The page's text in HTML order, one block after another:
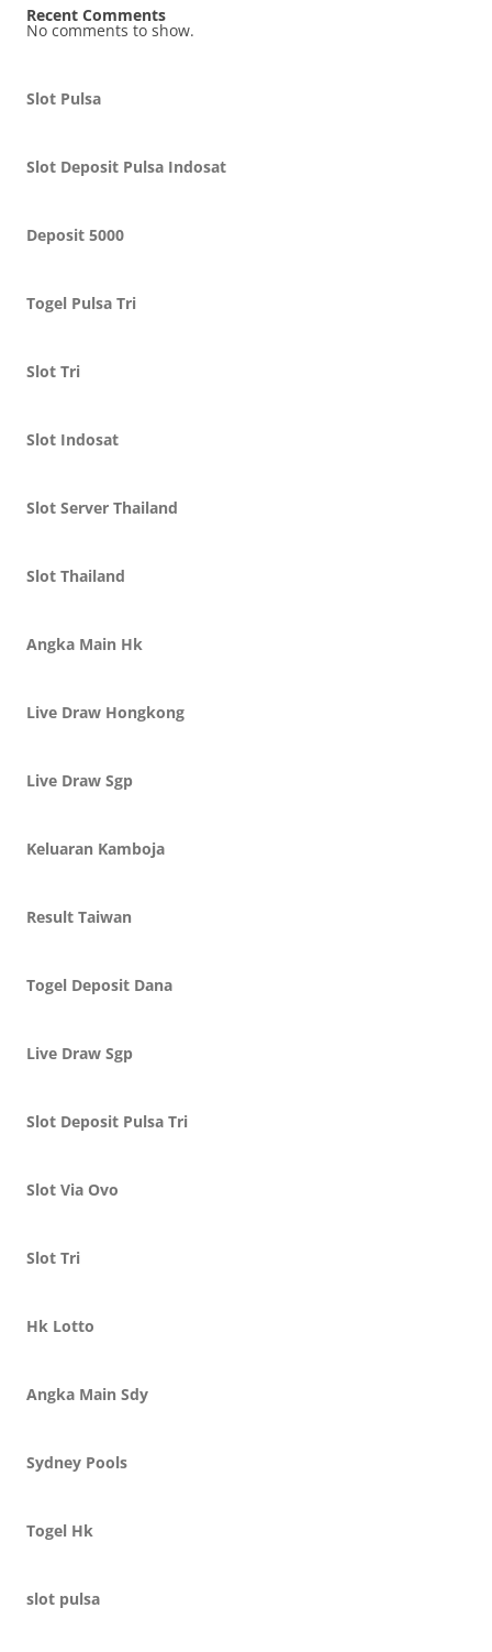
Recent Comments
No comments to show.
Slot Pulsa
Slot Deposit Pulsa Indosat
Deposit 5000
Togel Pulsa Tri
Slot Tri
Slot Indosat
Slot Server Thailand
Slot Thailand
Angka Main Hk
Live Draw Hongkong
Live Draw Sgp
Keluaran Kamboja
Result Taiwan
Togel Deposit Dana
Live Draw Sgp
Slot Deposit Pulsa Tri
Slot Via Ovo
Slot Tri
Hk Lotto
Angka Main Sdy
Sydney Pools
Togel Hk
slot pulsa